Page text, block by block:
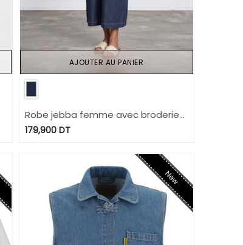
Robe jebba femme avec broderie
en jeans
179,900DT
AJOUTER AU PANIER
New